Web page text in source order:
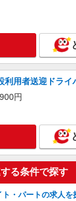
利用者送迎ドライ
円
る条件で探す
・パートの求人を